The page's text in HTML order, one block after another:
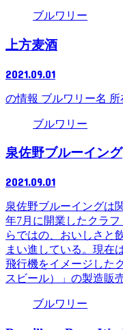
ブルワリー
上方麦酒
2021.09.01
の情報 ブルワリー名
ブルワリー
泉佐野ブルーイング
2021.09.01
泉佐野ブルーイングは
年7月に開業したクラ
らではの、おいしさと
まい進している。現在
飛行機をイメージした
スビール）」の製造販
ブルワリー